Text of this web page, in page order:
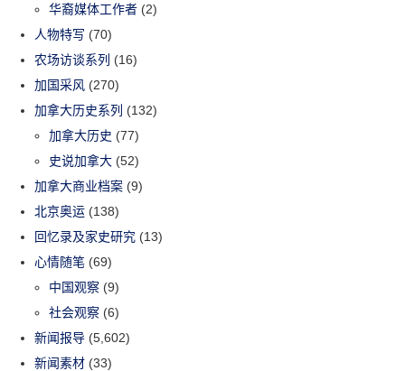
华裔媒体工作者 (2)
人物特写 (70)
农场访谈系列 (16)
加国采风 (270)
加拿大历史系列 (132)
加拿大历史 (77)
史说加拿大 (52)
加拿大商业档案 (9)
北京奥运 (138)
回忆录及家史研究 (13)
心情随笔 (69)
中国观察 (9)
社会观察 (6)
新闻报导 (5,602)
新闻素材 (33)